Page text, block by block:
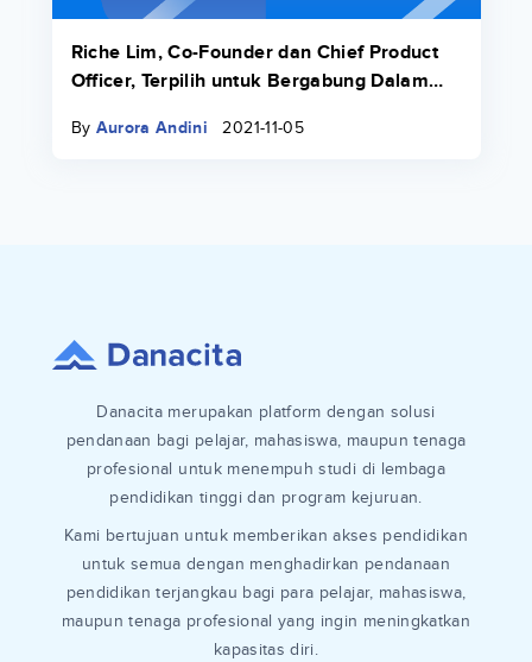
Riche Lim, Co-Founder dan Chief Product
Officer, Terpilih untuk Bergabung Dalam
By Aurora Andini 2021-11-05
Danacita merupakan platform dengan solusi
pendanaan bagi pelajar, mahasiswa, maupun tenaga
profesional untuk menempuh studi di lembaga
pendidikan tinggi dan program kejuruan.
Kami bertujuan untuk memberikan akses pendidikan
untuk semua dengan menghadirkan pendanaan
pendidikan terjangkau bagi para pelajar, mahasiswa,
maupun tenaga profesional yang ingin meningkatkan
kapasitas diri.